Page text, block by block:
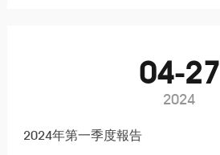
04-27
2024
2024年第一季度報告